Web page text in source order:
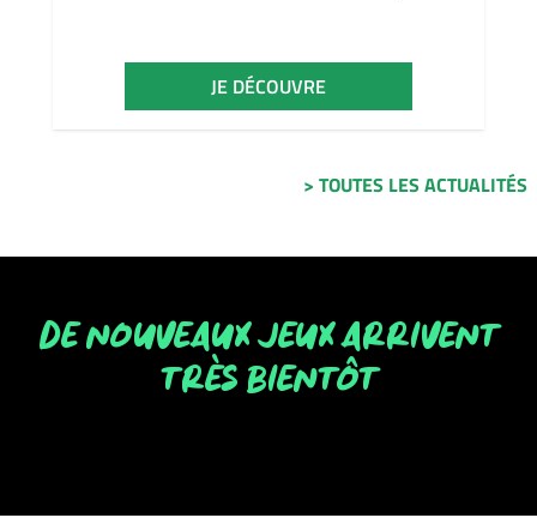
JE DÉCOUVRE
> TOUTES LES ACTUALITÉS
DE NOUVEAUX JEUX ARRIVENT
TRÈS BIENTÔT